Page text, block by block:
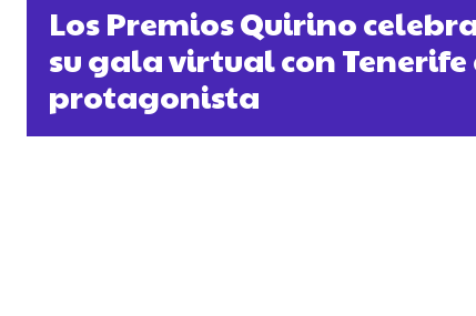
Los Premios Quirino
su gala virtual con Tenerife
protagonista